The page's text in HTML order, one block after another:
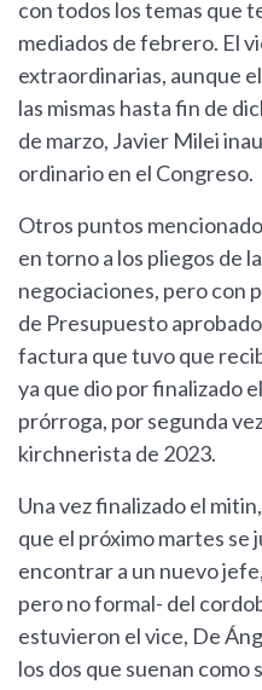
con todos los temas que
mediados de febrero. El
extraordinarias, aunque
las mismas hasta fin de
de marzo, Javier Milei
ordinario en el Congreso.
Otros puntos
en torno a los pliegos de
negociaciones, pero con
de Presupuesto
factura que tuvo que
ya que dio por finalizado
prórroga, por segunda
kirchnerista de 2023.
Una vez finalizado el
que el próximo martes se
encontrar a un nuevo
pero no formal- del
estuvieron el vice, De
los dos que suenan como